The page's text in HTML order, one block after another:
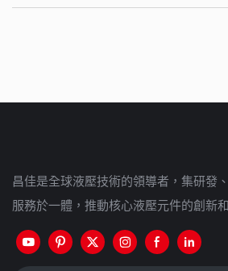
昌佳是全球液壓技術的領導者，集研發
服務於一體，推動核心液壓元件的創新